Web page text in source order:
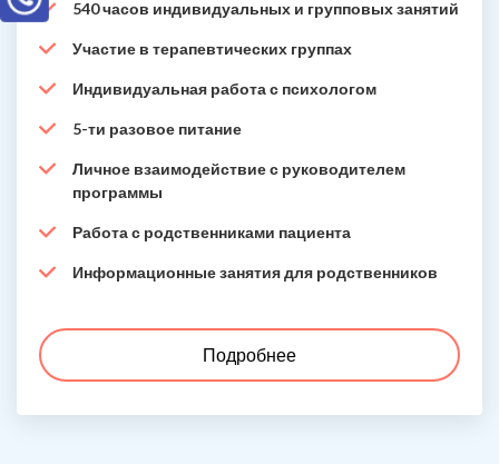
540 часов индивидуальных и групповых занятий
Участие в терапевтических группах
Индивидуальная работа с психологом
5-ти разовое питание
Личное взаимодействие с руководителем
программы
Работа с родственниками пациента
Информационные занятия для родственников
Подробнее